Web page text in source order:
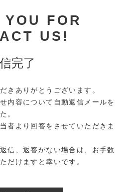
FOR
US!
完了
きありがとうございます。
内容について自動返信メールを
。
者より回答をさせていただきま
信、返答がない場合は、お手数
だけますと幸いです。